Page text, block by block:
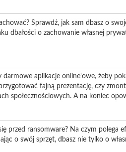
Sprawdź, jak sam dbasz o
dbałości o zachowanie własnej
aplikacje online'owe, żeby
fajną prezentację, czy
społecznościowych. A na koniec
przed ransomware? Na czym polega
o swój sprzęt, dbasz nie tylko o